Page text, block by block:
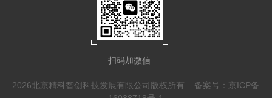
扫码加微信
2026北京精科智创科技发展有限公司版权所有 备案号：京ICP备